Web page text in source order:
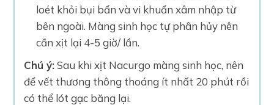
loét khỏi bụi bẩn và vi khuẩn xâm nhập từ
bên ngoài. Màng sinh học tự phân hủy nên
cần xịt lại 4-5 giờ/ lần.
Chú ý:Sau khi xịt Nacurgo màng sinh học, nên
để vết thương thông thoáng ít nhất 20 phút rồi
có thể lót gạc băng lại.